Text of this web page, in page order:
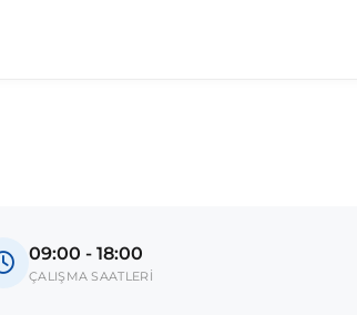
09:00 - 18:00
ÇALIŞMA SAATLERİ